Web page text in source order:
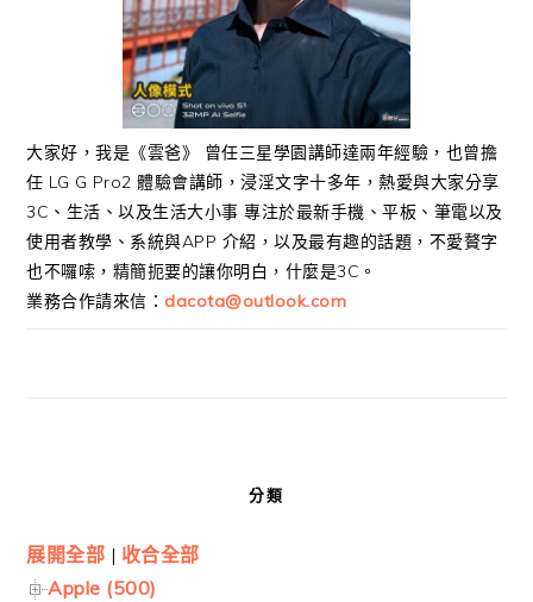
大家好，我是《雲爸》 曾任三星學園講師達兩年經驗，也曾擔
任 LG G Pro2 體驗會講師，浸淫文字十多年，熱愛與大家分享
3C、生活、以及生活大小事 專注於最新手機、平板、筆電以及
使用者教學、系統與APP 介紹，以及最有趣的話題，不愛贅字
也不囉嗦，精簡扼要的讓你明白，什麼是3C。
業務合作請來信： dacota@outlook.com
分類
展開全部 | 收合全部
Apple (500)